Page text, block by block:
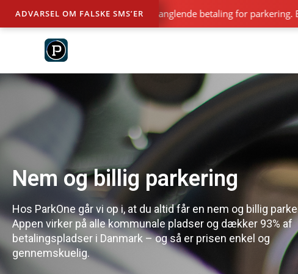
ADVARSEL OM FALSKE SMS’ER
SMS’er er i omløb om manglende betaling for parkering.
Nem og billig parkering
Hos ParkOne går vi op i, at du altid får en nem og billig
Appen virker på alle kommunale pladser og dækker 93% af
betalingspladser i Danmark – og så er prisen enkel og
gennemskuelig.